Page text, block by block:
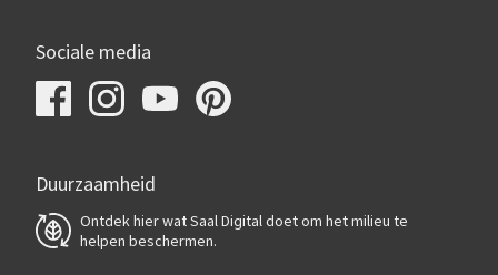
Sociale media
Duurzaamheid
Ontdek hier wat Saal Digital doet om het milieu te
helpen beschermen.